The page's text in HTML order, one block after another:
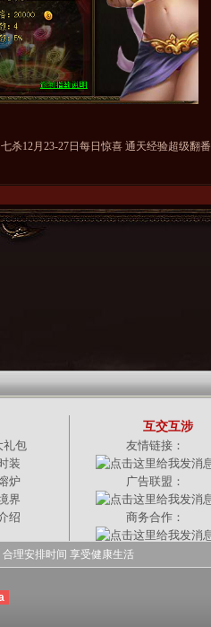
七杀12月23-27日每日惊喜 通天经验超级翻番
礼包
装
炉
界
绍
互交互涉
友情链接：
广告联盟：
商务合作：
理安排时间 享受健康生活